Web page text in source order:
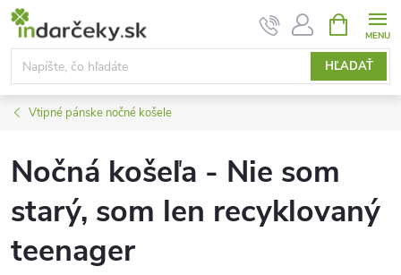
Prejsť
obsah
HĽADAŤ
KOŠÍK
Vtipné pánske nočné košele
Nočná košeľa - Nie som
starý, som len recyklovaný
teenager